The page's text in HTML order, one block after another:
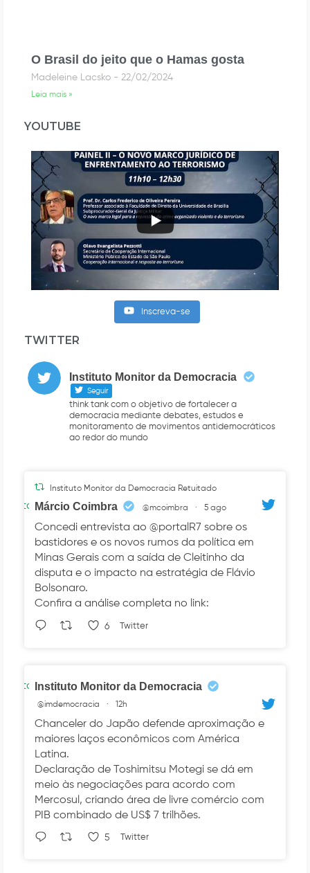
O Brasil do jeito que o Hamas gosta
Madeleine Lacsko 22/02/2024
Leia mais »
YOUTUBE
Inscreva-se
TWITTER
Instituto Monitor da Democracia
Seguir
think tank com o objetivo de fortalecer a
democracia mediante debates, estudos e
monitoramento de movimentos antidemocráticos
ao redor do mundo
Instituto Monitor da Democracia Retuitado
Avatar Márcio Coimbra @mcoimbra · 5 ago
Concedi entrevista ao @portalR7 sobre os
bastidores e os novos rumos da política em
Minas Gerais com a saída de Cleitinho da
disputa e o impacto na estratégia de Flávio
Bolsonaro.
Confira a análise completa no link:
6 Twitter
Avatar Instituto Monitor da Democracia
@imdemocracia · 12h
Chanceler do Japão defende aproximação e
maiores laços econômicos com América
Latina.
Declaração de Toshimitsu Motegi se dá em
meio às negociações para acordo com
Mercosul, criando área de livre comércio com
PIB combinado de US$ 7 trilhões.
5 Twitter